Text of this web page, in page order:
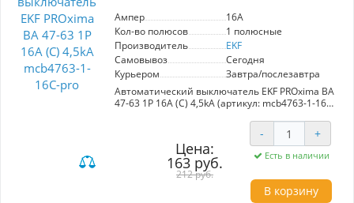
Ампер
16A
Кол-во полюсов
1 полюсные
Производитель
EKF
Самовывоз
Сегодня
Курьером
Завтра/послезавтра
Автоматический выключатель EKF PROxima ВА
47-63 1P 16А (С) 4,5kA (артикул: mcb4763-1-16C-
электрических цепей от перегрузок и
короткого замыкания. С номинальным током
16А и устойчивостью к токам до 4,5kA, он
идеально подходит для использования в
административных, промышленных и жилых
Цена:
163 руб.
212 руб.
- +
Есть в наличии
В корзину